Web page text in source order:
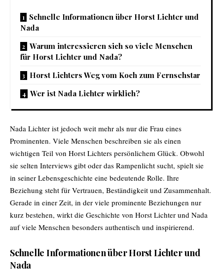
Schnelle Informationen über Horst Lichter und
Nada
Warum interessieren sich so viele Menschen
für Horst Lichter und Nada?
Horst Lichters Weg vom Koch zum Fernsehstar
Wer ist Nada Lichter wirklich?
Nada Lichter ist jedoch weit mehr als nur die Frau eines
Prominenten. Viele Menschen beschreiben sie als einen
wichtigen Teil von Horst Lichters persönlichem Glück. Obwohl
sie selten Interviews gibt oder das Rampenlicht sucht, spielt sie
in seiner Lebensgeschichte eine bedeutende Rolle. Ihre
Beziehung steht für Vertrauen, Beständigkeit und Zusammenhalt.
Gerade in einer Zeit, in der viele prominente Beziehungen nur
kurz bestehen, wirkt die Geschichte von Horst Lichter und Nada
auf viele Menschen besonders authentisch und inspirierend.
Schnelle Informationen über Horst Lichter und
Nada